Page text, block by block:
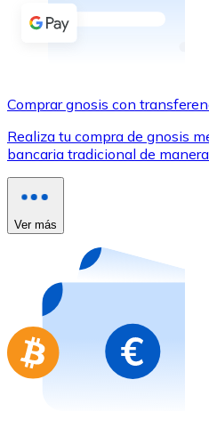
Transferencia SEPA
Utiliza tarjetas Visa y
Comprar con tarjeta
Compra tarjetas regalo
Ir a la tienda de tarjetas
Comprar gnosis con
Realiza tu compra de gnosis
bancaria tradicional de
Ver más